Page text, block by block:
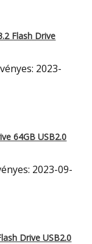
Flash Drive
2023-
64GB USB2.0
2023-09-
Drive USB2.0